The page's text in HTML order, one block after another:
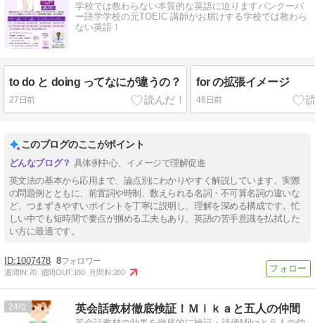
学校では教わらない本質的な英語に迫りますバンクーバ
ー語学学校の元TOEIC 講師がお届けする学校では教わら
ない英語！
to do と doing ってなにが違うの？
27日前
for の拡張イメージ
46日前
このブログのここがポイント
具体例中心、イメージで理解促進
英文法の基本から応用まで、論点別にわかりやすく解説しています。実際
の問題例とともに、前置詞や時制、数えられる名詞・不可算名詞の違いな
ど、つまずきやすいポイントを丁寧に説明し、理解を深める構成です。忙
しい中でも短時間で要点が掴める工夫もあり、英語の苦手意識を払拭した
い方に最適です。
1007478 8
週間IN:70 週間OUT:180 月間IN:280
24 英会話教材徹底検証！Ｍｉｋａと五人の仲間